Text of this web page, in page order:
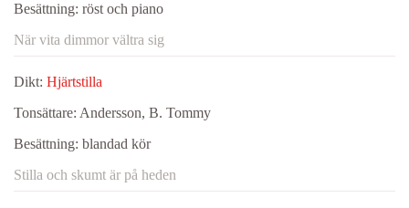
Besättning: röst och piano
När vita dimmor vältra sig
Dikt: Hjärtstilla
Tonsättare: Andersson, B. Tommy
Besättning: blandad kör
Stilla och skumt är på heden